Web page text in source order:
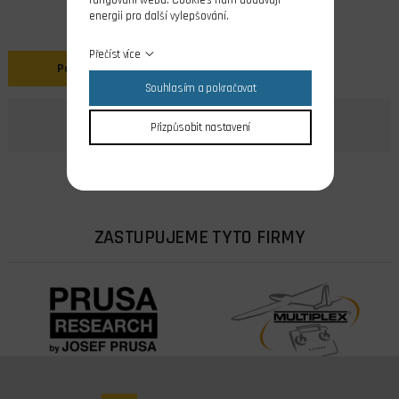
Popis
ZASTUPUJEME TYTO FIRMY
energii pro další vylepšování.
Přečíst více
Souhlasím a pokračovat
Přizpůsobit nastavení